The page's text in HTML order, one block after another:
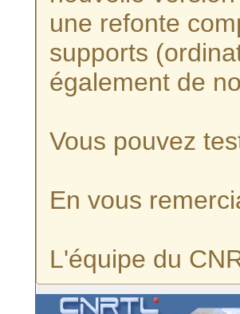
une refonte
supports
également de
Vous pouvez
En vous
L'équipe du